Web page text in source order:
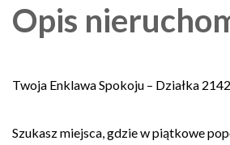
Opis
Twoja Enklawa Spokoju – Działka
Szukasz miejsca, gdzie w piątkowe